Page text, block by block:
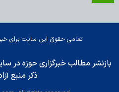
تمامی حقوق این سایت برای
بازنشر مطالب خبرگزاری حوزه در
ذکر منبع